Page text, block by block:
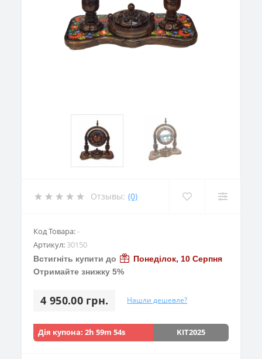
Отзывы: (0)
Код Товара:-
Артикул: 30150
Встигніть купити до
Понеділок, 10 Серпня
Отримайте знижку 5%
4 950.00 грн. Нашли дешевле?
Дія купона:2h 59m 53s KIT2025